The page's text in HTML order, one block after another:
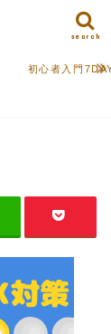
search
初心者入門